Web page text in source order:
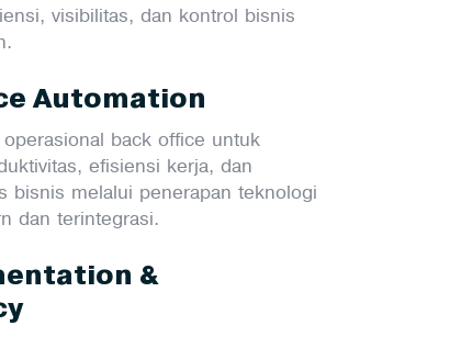
visibilitas, dan kontrol bisnis
Automation
back office untuk
efisiensi kerja, dan
bisnis melalui penerapan teknologi
dan terintegrasi.
&